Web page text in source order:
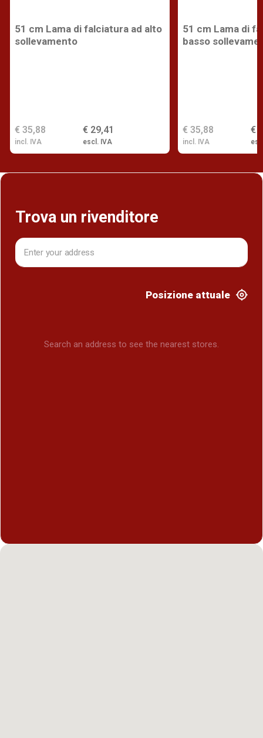
51 cm Lama di falciatura ad alto
sollevamento
€ 29,41
escl. IVA
€ 35,88
incl. IVA
51 cm Lama di
basso
€
€ 35,88
incl. IVA
Trova un rivenditore
Posizione attuale
Search an address to see the nearest stores.